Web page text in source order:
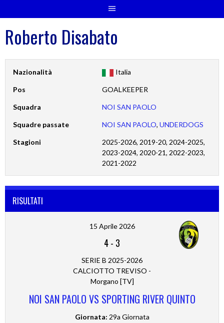
Roberto Disabato
Nazionalità Italia
Pos GOALKEEPER
Squadra NOI SAN PAOLO
Squadre passate NOI SAN PAOLO,UNDERDOGS
Stagioni
2025-2026, 2019-20, 2024-2025,
2023-2024, 2020-21, 2022-2023,
2021-2022
RISULTATI
15 Aprile 2026
4- 3
SERIE B 2025-2026
CALCIOTTO TREVISO -
Morgano [TV]
NOI SAN PAOLO VS SPORTING RIVER QUINTO
Giornata: 29a Giornata